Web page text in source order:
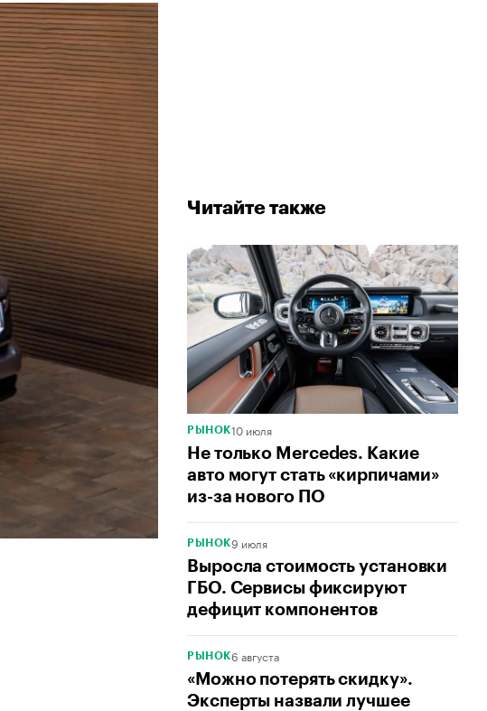
Читайте также
РЫНОК10 июля
Не только Mercedes. Какие
авто могут стать «кирпичами»
из-за нового ПО
РЫНОК9 июля
Выросла стоимость установки
ГБО. Сервисы фиксируют
дефицит компонентов
РЫНОК6 августа
«Можно потерять скидку».
Эксперты назвали лучшее